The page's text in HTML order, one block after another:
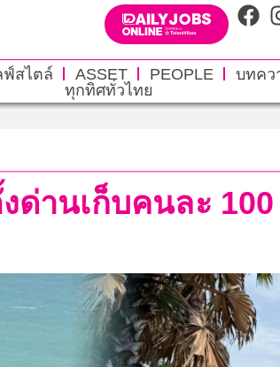
ฟ์สไตล์ ASSET PEOPLE บทคว
ทุกทิศทั่วไทย
ด่านเก็บคนละ